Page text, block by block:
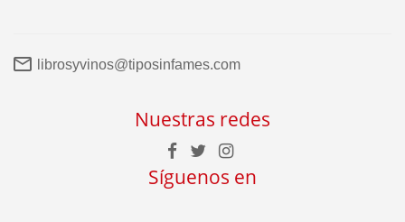
librosyvinos@tiposinfames.com
Nuestras redes
Síguenos en